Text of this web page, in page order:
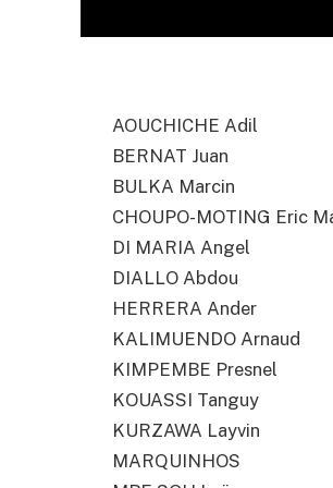
AOUCHICHE Adil
BERNAT Juan
BULKA Marcin
CHOUPO-MOTING Eric
DI MARIA Angel
DIALLO Abdou
HERRERA Ander
KALIMUENDO Arnaud
KIMPEMBE Presnel
KOUASSI Tanguy
KURZAWA Layvin
MARQUINHOS